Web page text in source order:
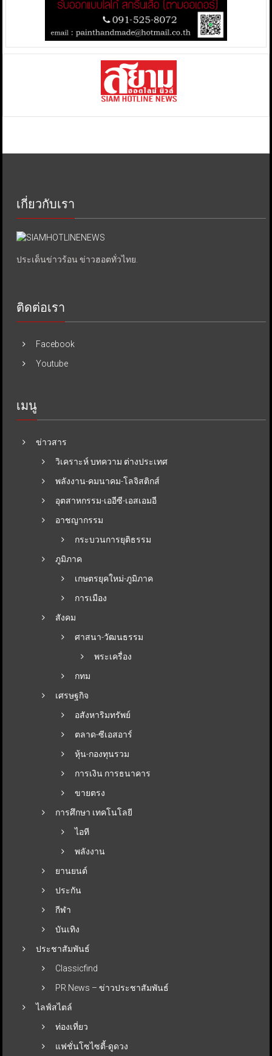
เกี่ยวกับเรา
ประเด็นข่าวร้อน ข่าวฮอตทั่วไทย.
ติดต่อเรา
Facebook
Youtube
เมนู
ข่าวสาร
วิเคราะห์ บทความ ต่างประเทศ
พลังงาน-คมนาคม-โลจิสติกส์
อุตสาหกรรม-เออีซี-เอสเอมอี
อาชญากรรม
กระบวนการยุติธรรม
ภูมิภาค
เกษตรยุคใหม่-ภูมิภาค
การเมือง
สังคม
ศาสนา-วัฒนธรรม
พระเครื่อง
กทม
เศรษฐกิจ
อสังหาริมทรัพย์
ตลาด-ซีเอสอาร์
หุ้น-กองทุนรวม
การเงิน การธนาคาร
ขายตรง
การศึกษา เทคโนโลยี
ไอที
พลังงาน
ยานยนต์
ประกัน
กีฬา
บันเทิง
ประชาสัมพันธ์
Classicfind
PR News – ข่าวประชาสัมพันธ์
ไลฟ์สไตล์
ท่องเที่ยว
แฟชั่นโซไซตี้-ดูดวง